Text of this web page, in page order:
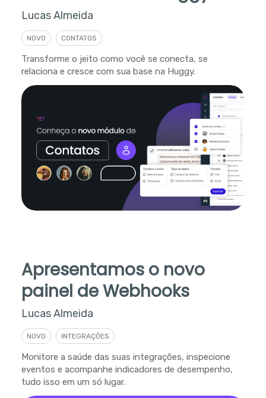
Lucas Almeida
NOVO CONTATOS
Transforme o jeito como você se conecta, se
relaciona e cresce com sua base na Huggy.
Apresentamos o novo
painel de Webhooks
Lucas Almeida
NOVO INTEGRAÇÕES
Monitore a saúde das suas integrações, inspecione
eventos e acompanhe indicadores de desempenho,
tudo isso em um só lugar.